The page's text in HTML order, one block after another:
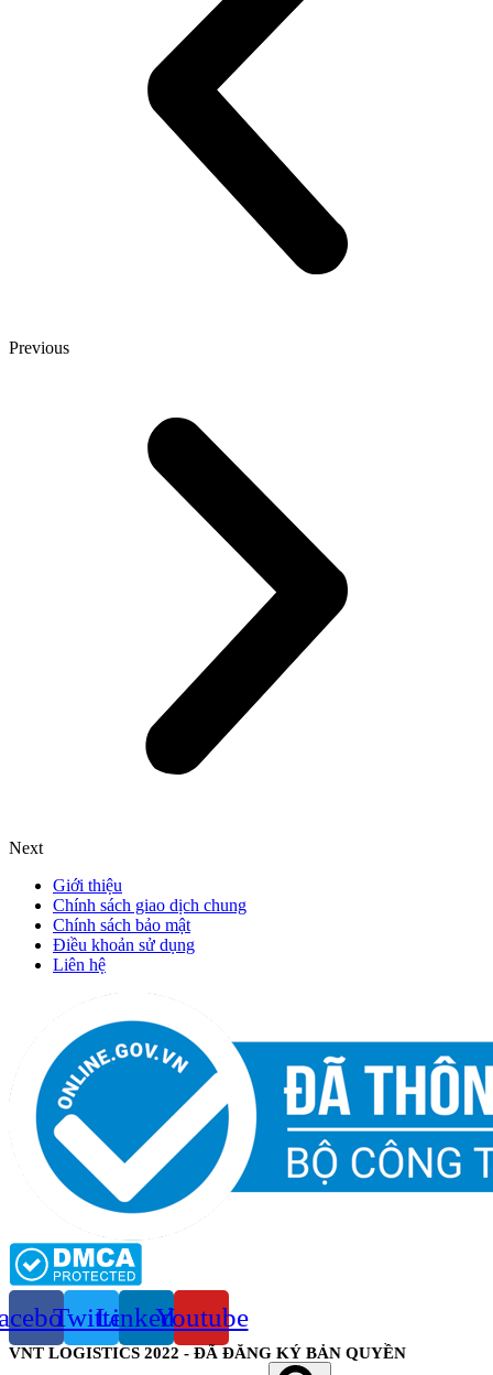
Previous
Next
Giới thiệu
Chính sách giao dịch chung
Chính sách bảo mật
Điều khoản sử dụng
Liên hệ
TwitterLinkedinYoutube
VNT LOGISTICS 2022 - ĐÃ ĐĂNG KÝ BẢN QUYỀN